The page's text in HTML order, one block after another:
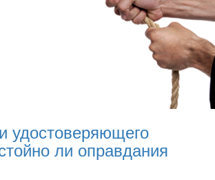
удостоверяющего
ли оправдания